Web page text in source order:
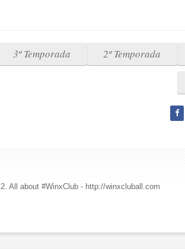
2º Temporada
3º Temporada
All about #WinxClub - http://winxcluball.com